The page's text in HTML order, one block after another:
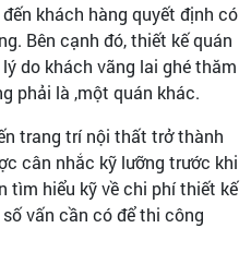
khách hàng quyết định có
Bên cạnh đó, thiết kế quán
do khách vãng lai ghé thăm
phải là ,một quán khác.
trang trí nội thất trở thành
cân nhắc kỹ lưỡng trước khi
tìm hiểu kỹ về chi phí thiết kế
vấn cần có để thi công